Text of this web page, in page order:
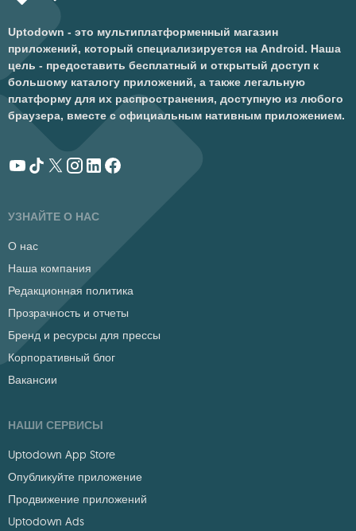
Uptodown - это мультиплатформенный магазин
приложений, который специализируется на Android. Наша
цель - предоставить бесплатный и открытый доступ к
большому каталогу приложений, а также легальную
платформу для их распространения, доступную из любого
браузера, вместе с официальным нативным приложением.
УЗНАЙТЕ О НАС
О нас
Наша компания
Редакционная политика
Прозрачность и отчеты
Бренд и ресурсы для прессы
Корпоративный блог
Вакансии
НАШИ СЕРВИСЫ
Uptodown App Store
Опубликуйте приложение
Продвижение приложений
Uptodown Ads